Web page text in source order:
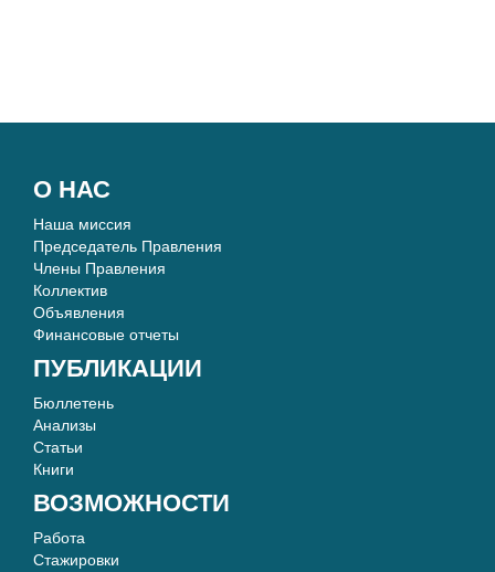
О НАС
Наша миссия
Председатель Правления
Члены Правления
Коллектив
Объявления
Финансовые отчеты
ПУБЛИКАЦИИ
Бюллетень
Анализы
Статьи
Книги
ВОЗМОЖНОСТИ
Работа
Стажировки